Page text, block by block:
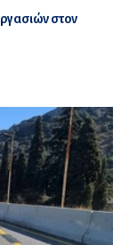
στον